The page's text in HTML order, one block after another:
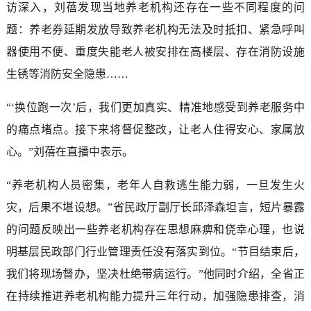
访深入，刘蓓发现当地养老机构还存在一些不同程度的问
题：养老券延期发放导致养老机构无法及时抵扣、紧急呼叫
器使用不便、重度失能老人被安排在高楼层、存在消防设施
生锈等消防安全隐患……
“‘换位跑一次’后，我们更加真实、精准地感受到养老服务中
的痛点堵点。接下来将督促整改，让老人住得安心、家属放
心。”刘蓓在直播中表示。
“养老机构人员密集，老年人自救逃生能力弱，一旦发生火
灾，后果不堪设想。”省民政厅副厅长邱泽森坦言，短片暴露
的问题反映出一些养老机构存在思想麻痹和侥幸心理，也说
明基层民政部门行业管理责任没有落实到位。“节目结束后，
我们将现场督办，坚决杜绝带病运行。”他同时介绍，全省正
在持续推进养老机构能力提升三年行动，加强隐患排查，消